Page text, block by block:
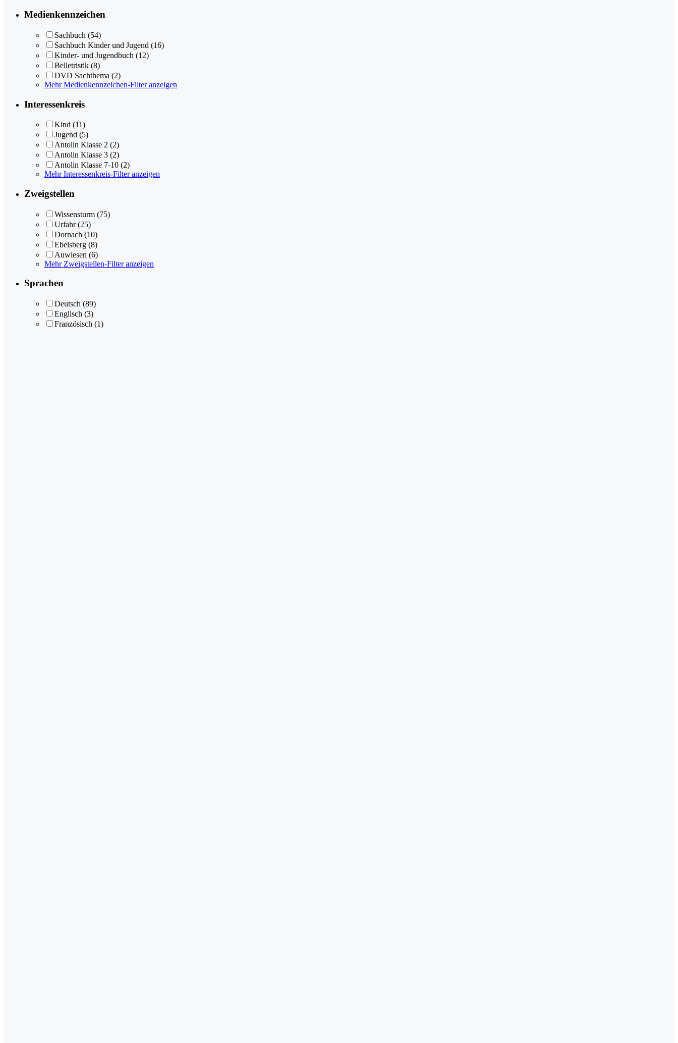
Medienkennzeichen
Sachbuch (54)
Sachbuch Kinder und Jugend (16)
Kinder- und Jugendbuch (12)
Belletristik (8)
DVD Sachthema (2)
Mehr Medienkennzeichen-Filter anzeigen
Interessenkreis
Kind (11)
Jugend (5)
Antolin Klasse 2 (2)
Antolin Klasse 3 (2)
Antolin Klasse 7-10 (2)
Mehr Interessenkreis-Filter anzeigen
Zweigstellen
Wissensturm (75)
Urfahr (25)
Dornach (10)
Ebelsberg (8)
Auwiesen (6)
Mehr Zweigstellen-Filter anzeigen
Sprachen
Deutsch (89)
Englisch (3)
Französisch (1)